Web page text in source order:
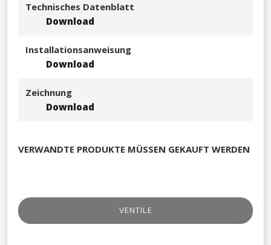
Technisches Datenblatt
Download
Installationsanweisung
Download
Zeichnung
Download
VERWANDTE PRODUKTE MÜSSEN GEKAUFT WERDEN
VENTILE​